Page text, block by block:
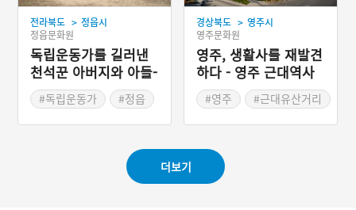
전라북도 > 정읍시
정읍문화원
독립운동가를 길러낸
천석꾼 아버지와 아들-
정읍 영주정사와 영양
사#독립운동가
#정읍
경상북도 > 영주시
영주문화원
영주, 생활사를 재발견
하다 - 영주 근대역사
문화거리
#영주
#근대유산거리
더보기